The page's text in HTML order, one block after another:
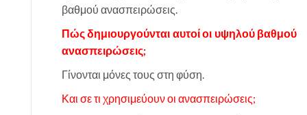
βαθμού ανασπειρώσεις.
Πώς δημιουργούνται αυτοί οι υψηλού βαθμού
ανασπειρώσεις;
Γίνονται μόνες τους στη φύση.
Και σε τι χρησιμεύουν οι ανασπειρώσεις;